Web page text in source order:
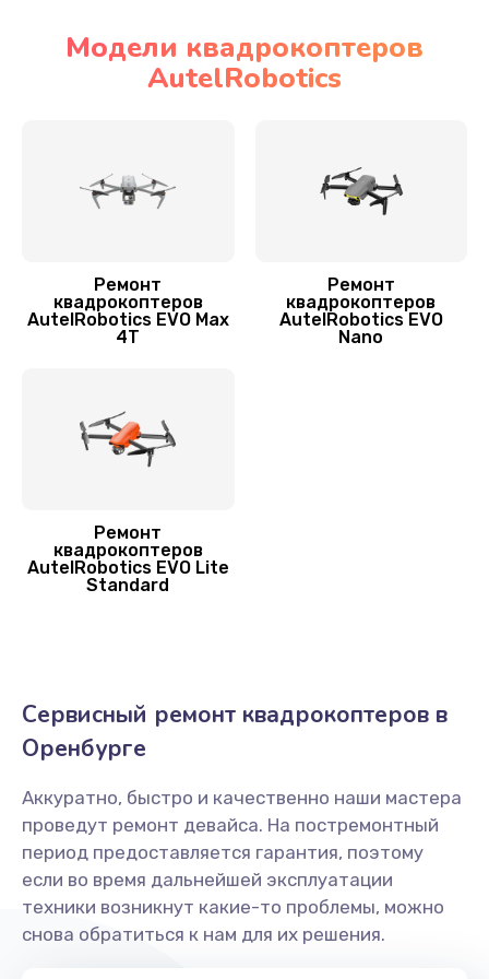
Замена рамы квадрокоптера AutelRobotics
Замена оси квадрокоптера AutelRobotics
Замена корпуса
Переборка квадрокоптера AutelRobotics
Прошивка квадрокоптера AutelRobotics
Замена аккумулятора
Замена лопасти
1400 руб.
Заказать
Модели квадрокоптеров
AutelRobotics
Ремонт
квадрокоптеров
AutelRobotics EVO Max
4T
Ремонт
квадрокоптеров
AutelRobotics EVO
Nano
Ремонт
квадрокоптеров
AutelRobotics EVO Lite
Standard
Сервисный ремонт квадрокоптеров в
Оренбурге
Аккуратно, быстро и качественно наши мастера
проведут ремонт девайса. На постремонтный
период предоставляется гарантия, поэтому
если во время дальнейшей эксплуатации
техники возникнут какие-то проблемы, можно
снова обратиться к нам для их решения.